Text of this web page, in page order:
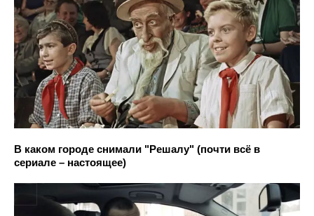
В каком городе снимали "Решалу" (почти всё в
сериале – настоящее)